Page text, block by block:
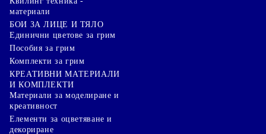
материали
БОИ ЗА ЛИЦЕ И ТЯЛО
Единични цветове за грим
Пособия за грим
Комплекти за грим
КРЕАТИВНИ МАТЕРИАЛИ
И КОМПЛЕКТИ
Mатериали за моделиране и
креативност
Елементи за оцветяване и
декориране